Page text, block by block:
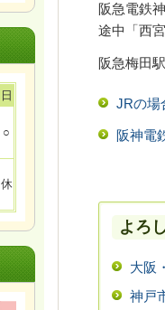
阪急電鉄
途中「西
阪急梅田
JRの場
阪神電
よろ
大阪
神戸
日
○
休